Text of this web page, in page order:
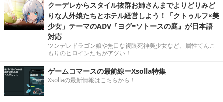
クーデレからスタイル抜群お姉さんまでよりどりみど
りな人外娘たちとホテル経営しよう！「クトゥルフ×美
少女」テーマのADV『ヨグ=ソトースの庭』が日本語
対応
ツンデレドラゴン娘や無口な複眼死神美少女など、属性てんこ
もりのヒロインたちがアツい！
ゲームコマースの最前線ーXsolla特集
Xsollaの最新情報はこちらから！